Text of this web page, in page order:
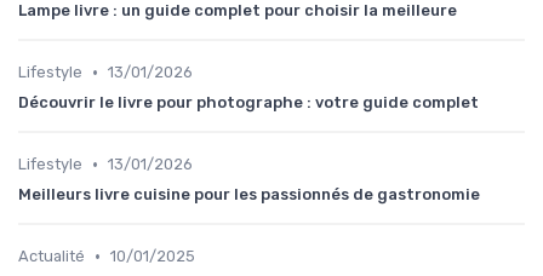
Lampe livre : un guide complet pour choisir la meilleure
Lifestyle • 13/01/2026
Découvrir le livre pour photographe : votre guide complet
Lifestyle • 13/01/2026
Meilleurs livre cuisine pour les passionnés de gastronomie
Actualité • 10/01/2025